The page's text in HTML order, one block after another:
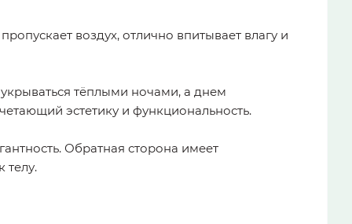
воздух, отлично впитывает влагу и
тёплыми ночами, а днем
эстетику и функциональность.
Обратная сторона имеет
телу.